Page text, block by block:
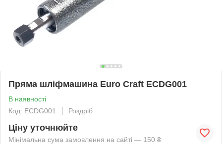
Пряма шліфмашина Euro Craft ECDG001
В наявності
Код: ECDG001
Роздріб
Ціну уточнюйте
Мінімальна сума замовлення на сайті — 150 ₴